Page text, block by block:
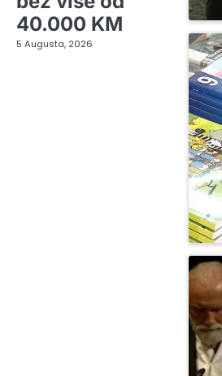
40.000 KM
5 Augusta, 2026